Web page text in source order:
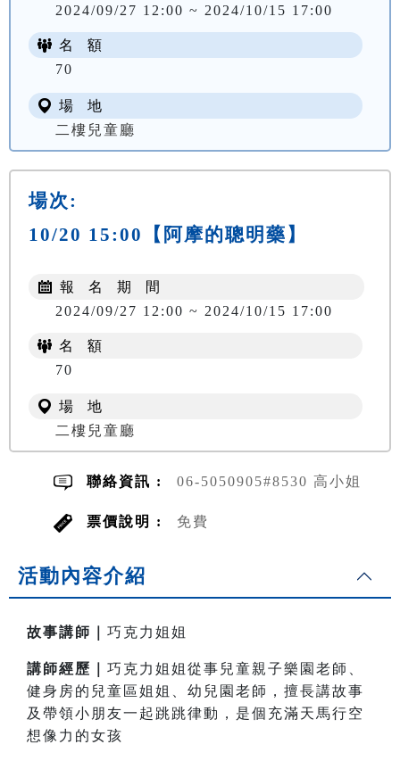
2024/09/27 12:00 ~ 2024/10/15 17:00
名 額
70
場 地
二樓兒童廳
場次:
10/20 15:00【阿摩的聰明藥】
報 名 期 間
2024/09/27 12:00 ~ 2024/10/15 17:00
名 額
70
場 地
二樓兒童廳
聯絡資訊 : 06-5050905#8530 高小姐
票價說明 : 免費
活動內容介紹
故事講師｜ 巧克力 姐姐
講師經歷｜ 巧克力姐姐從事兒童親子樂園老師、
健身房的兒童區姐姐、幼兒園老師，擅長講故事
及帶領小朋友一起跳跳律動，是個充滿天馬行空
想像力的女孩